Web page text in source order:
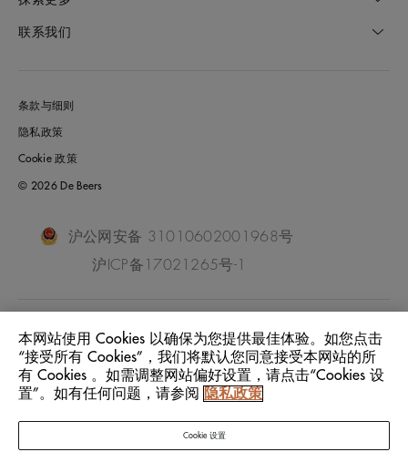
联系我们
条款与细则
隐私政策
Cookie 政策
© 2026 De Beers
沪公网安备 31010602001968号
沪ICP备17021265号-1
位置: China Mainland
语言: 中文
本网站使用 Cookies 以确保为您提供最佳体验。如您点击
“接受所有 Cookies”，我们将默认您同意接受本网站的所
有 Cookies 。如需调整网站偏好设置，请点击“Cookies 设
置”。如有任何问题，请参阅
隐私政策
Cookie 设置